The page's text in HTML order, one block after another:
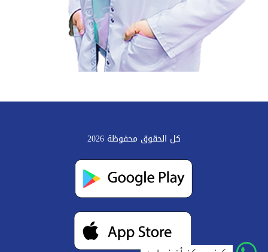
كل الحقوق محفوظة 2026